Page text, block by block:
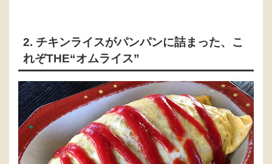
2. チキンライスがパンパンに詰まった、こ
れぞTHE“オムライス”